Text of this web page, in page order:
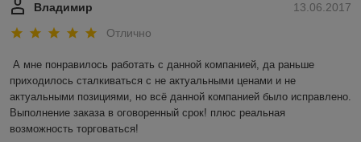
13.06.2017
Владимир
Отлично
А мне понравилось работать с данной компанией, да раньше
приходилось сталкиваться с не актуальными ценами и не
актуальными позициями, но всё данной компанией было исправлено.
Выполнение заказа в оговоренный срок! плюс реальная
возможность торговаться!